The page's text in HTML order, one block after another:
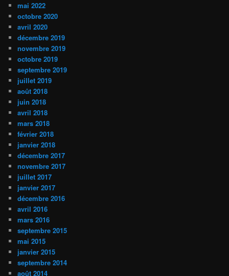
mai 2022
octobre 2020
avril 2020
décembre 2019
novembre 2019
octobre 2019
septembre 2019
juillet 2019
août 2018
juin 2018
avril 2018
mars 2018
février 2018
janvier 2018
décembre 2017
novembre 2017
juillet 2017
janvier 2017
décembre 2016
avril 2016
mars 2016
septembre 2015
mai 2015
janvier 2015
septembre 2014
août 2014